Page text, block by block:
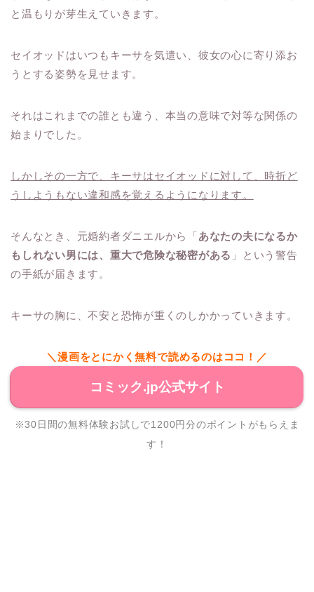
と温もりが芽生えていきます。
セイオッドはいつもキーサを気遣い、彼女の心に寄り添お
うとする姿勢を見せます。
それはこれまでの誰とも違う、本当の意味で対等な関係の
始まりでした。
しかしその一方で、キーサはセイオッドに対して、時折ど
うしようもない違和感を覚えるようになります。
そんなとき、元婚約者ダニエルから「あなたの夫になるか
もしれない男には、重大で危険な秘密がある 」という警告
の手紙が届きます。
キーサの胸に、不安と恐怖が重くのしかかっていきます。
＼漫画をとにかく無料で読めるのはココ！／
コミック.jp公式サイト
※30日間の無料体験お試しで1200円分のポイントがもらえま
す！